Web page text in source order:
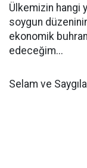
Ülkemizin hangi
soygun
ekonomik
edeceğim...
Selam ve